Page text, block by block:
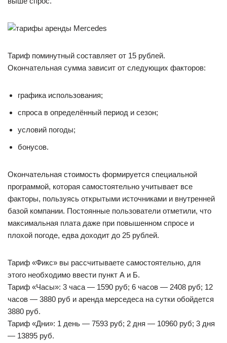
Тариф поминутный составляет от 15 рублей.
Окончательная сумма зависит от следующих факторов:
графика использования;
спроса в определённый период и сезон;
условий погоды;
бонусов.
Окончательная стоимость формируется специальной
программой, которая самостоятельно учитывает все
факторы, пользуясь открытыми источниками и внутренней
базой компании. Постоянные пользователи отметили, что
максимальная плата даже при повышенном спросе и
плохой погоде, едва доходит до 25 рублей.
Тариф «Фикс» вы рассчитываете самостоятельно, для
этого необходимо ввести пункт А и Б.
Тариф «Часы»: 3 часа — 1590 руб; 6 часов — 2408 руб; 12
часов — 3880 руб и аренда мерседеса на сутки обойдется
3880 руб.
Тариф «Дни»: 1 день — 7593 руб; 2 дня — 10960 руб; 3 дня
— 13895 руб.